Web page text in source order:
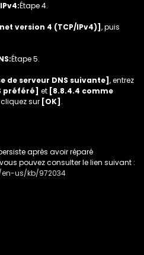
Étape 4.
version 4 (TCP/IPv4)] , puis
Étape 5.
de serveur DNS suivante] , entrez
préféré] et [8.8.4.4 comme
sur [OK] .
après avoir réparé
pouvez consulter le lien suivant :
us/kb/972034